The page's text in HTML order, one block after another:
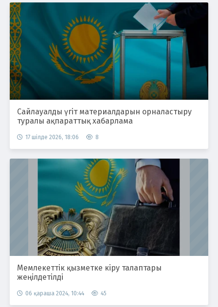
Сайлауалды үгіт материалдарын орналастыру
туралы ақпараттық хабарлама
17 шілде 2026, 18:06 8
Мемлекеттік қызметке кіру талаптары
жеңілдетілді
06 қараша 2024, 10:44 45